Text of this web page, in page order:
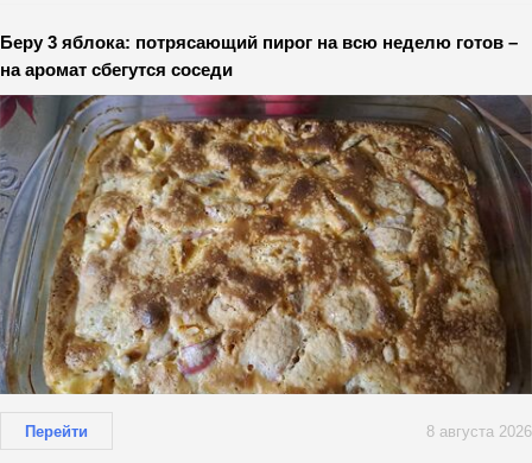
Беру 3 яблока: потрясающий пирог на всю неделю готов –
на аромат сбегутся соседи
Перейти 8 августа 2026